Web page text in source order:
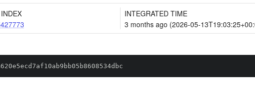
INTEGRATED TIME
3 months ago (2026-05-